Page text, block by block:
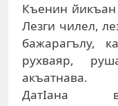
Къенин йикъан
Лезги чилел,
бажарагълу,
рухваяр,
акъатнава.
ДатIана